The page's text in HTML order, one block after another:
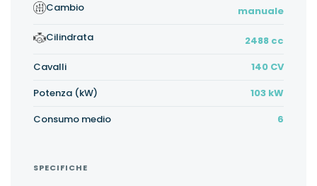
Cambio
manuale
Cilindrata
2488 cc
Cavalli
140 CV
Potenza (kW)
103 kW
Consumo medio
6
SPECIFICHE